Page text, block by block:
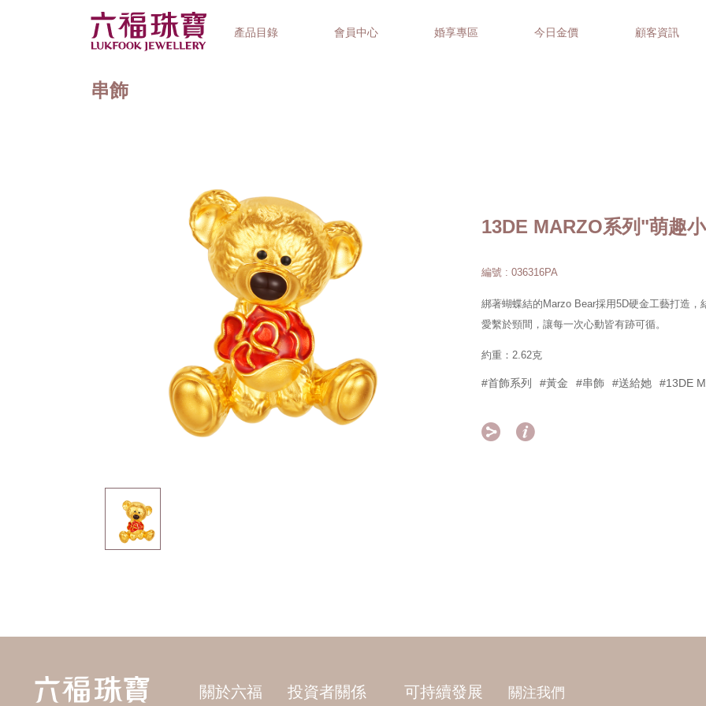
產品目錄 會員中心 婚享專區 今日金價 顧客資訊
串飾
13DE MARZO系列"萌趣
編號 : 036316PA
綁著蝴蝶結的Marzo Bear採用5D硬金工藝打造
愛繫於頸間，讓每一次心動皆有跡可循。
約重：2.62克
#首飾系列 #黃金 #串飾 #送給她 #13DE
 
關於六福 投資者關係 可持續發展 關注我們